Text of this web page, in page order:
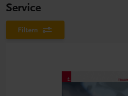
Service
Filtern